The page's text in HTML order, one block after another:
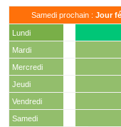
Samedi prochain : Jour
Lundi
Mardi
Mercredi
Jeudi
Vendredi
Samedi